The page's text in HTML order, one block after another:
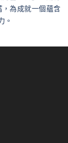
為成就一個蘊含
。